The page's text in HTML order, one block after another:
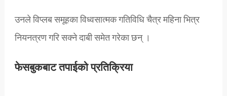
उनले विप्लब समूहका विध्वसात्मक गतिविधि चैत्र महिना भित्र
नियनत्रण गरि सक्ने दाबी समेत गरेका छन् ।
फेसबुकबाट तपाईको प्रतिक्रिया